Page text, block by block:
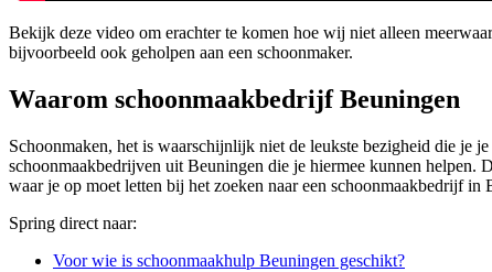
Bekijk deze video om erachter te komen hoe wij niet alleen
bijvoorbeeld ook geholpen aan een schoonmaker.
Waarom schoonmaakbedrijf Beuningen
Schoonmaken, het is waarschijnlijk niet de leukste bezigheid die je
schoonmaakbedrijven uit Beuningen die je hiermee kunnen helpen.
waar je op moet letten bij het zoeken naar een schoonmaakbedrijf in
Spring direct naar:
Voor wie is schoonmaakhulp Beuningen geschikt?